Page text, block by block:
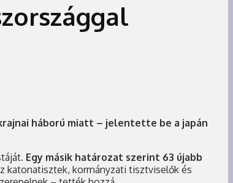
háború miatt – jelentette be a japán
Egy másik határozat szerint 63 újabb
katonatisztek, kormányzati tisztviselők és